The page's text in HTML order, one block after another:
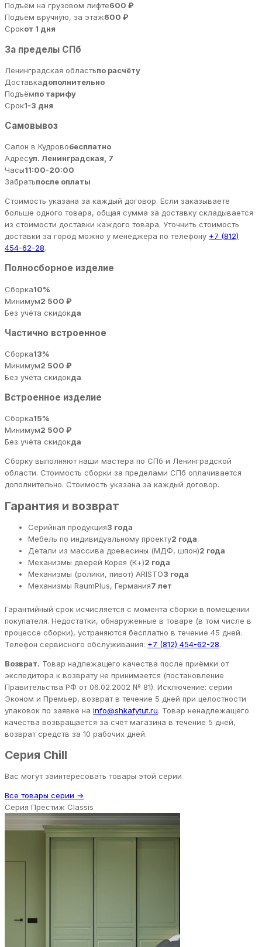
Подъём на грузовом лифте600 ₽
Подъём вручную, за этаж600 ₽
Срокот 1 дня
За пределы СПб
Ленинградская областьпо расчёту
Доставкадополнительно
Подъёмпо тарифу
Срок1-3 дня
Самовывоз
Салон в Кудровобесплатно
Адресул. Ленинградская, 7
Часы11:00-20:00
Забратьпосле оплаты
Стоимость указана за каждый договор. Если заказываете
больше одного товара, общая сумма за доставку складывается
из стоимости доставки каждого товара. Уточнить стоимость
доставки за город можно у менеджера по телефону +7 (812)
454-62-28.
Полносборное изделие
Сборка10%
Минимум2 500 ₽
Без учёта скидокда
Частично встроенное
Сборка13%
Минимум2 500 ₽
Без учёта скидокда
Встроенное изделие
Сборка15%
Минимум2 500 ₽
Без учёта скидокда
Сборку выполняют наши мастера по СПб и Ленинградской
области. Стоимость сборки за пределами СПб оплачивается
дополнительно. Стоимость указана за каждый договор.
Гарантия и возврат
Серийная продукция3 года
Мебель по индивидуальному проекту2 года
Детали из массива древесины (МДФ, шпон)2 года
Механизмы дверей Корея (К+)2 года
Механизмы (ролики, пивот) ARISTO3 года
Механизмы RaumPlus, Германия7 лет
Гарантийный срок исчисляется с момента сборки в помещении
покупателя. Недостатки, обнаруженные в товаре (в том числе в
процессе сборки), устраняются бесплатно в течение 45 дней.
Телефон сервисного обслуживания: +7 (812) 454-62-28.
Возврат. Товар надлежащего качества после приёмки от
экспедитора к возврату не принимается (постановление
Правительства РФ от 06.02.2002 № 81). Исключение: серии
Эконом и Премьер, возврат в течение 5 дней при целостности
упаковок по заявке на info@shkafytut.ru. Товар ненадлежащего
качества возвращается за счёт магазина в течение 5 дней,
возврат средств за 10 рабочих дней.
Серия Chill
Вас могут заинтересовать товары этой серии
Все товары серии →
Серия Престиж Classis